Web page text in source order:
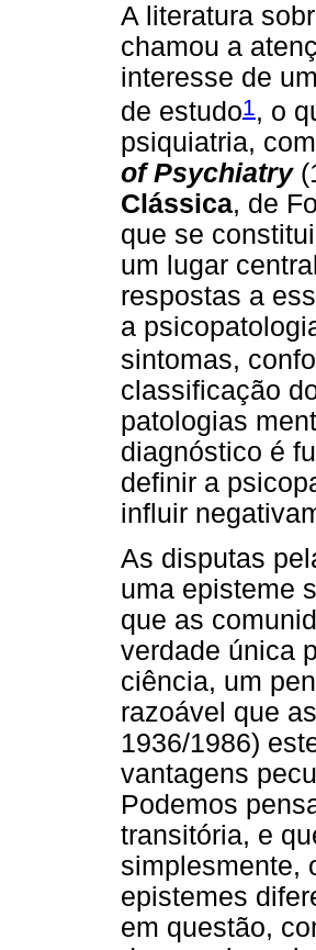
A literatura
chamou a
interesse de
de estudo1 , o
psiquiatria,
of Psychiatry
Clássica, de
que se
um lugar
respostas a
a
sintomas,
classificação
patologias
diagnóstico é
definir a
influir
As disputas
uma episteme
que as
verdade única
ciência, um
razoável que
1936/1986)
vantagens
Podemos
transitória, e
simplesmente,
epistemes
em questão,